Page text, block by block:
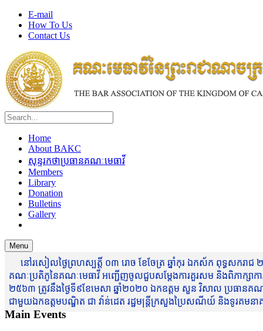
E-mail
How To Us
Contact Us
Home
About BAKC
សុន្ទរកថាប្រធានគណៈមេធាវី
Members
Library
Donation
Bulletins
Gallery
Menu
នៅរសៀលថ្ងៃព្រហស្បត្តិ៍ ០៣ រោច ខែចែត្រ ឆ្នាំកុរ ឯកស័ក ពុទ្ធសករាជ
គណៈប្រតិភូនៃគណៈមេធាវី អញ្ជើញចូលជួបសម្តែងការគួរសម និងពិភាក្សាកា
២៥៦៣ ត្រូវនឹងថ្ងៃទី៩ខែមេសា ឆ្នាំ២០២០ ឯកឧត្តម សួន វិសាល ប្រធានគណ
ជាមួយឯកឧត្តមបណ្ឌិត ជា វ៉ាន់ដេត រដ្ឋមន្រ្តីក្រសួងប្រៃសណីយ៍ និងទូរគ
Main Events